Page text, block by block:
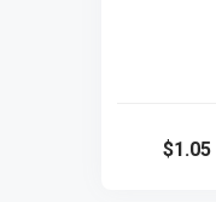
$1.05